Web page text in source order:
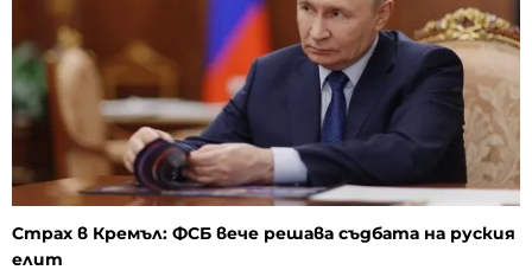
Страх в Кремъл: ФСБ вече решава съдбата на руския
елит